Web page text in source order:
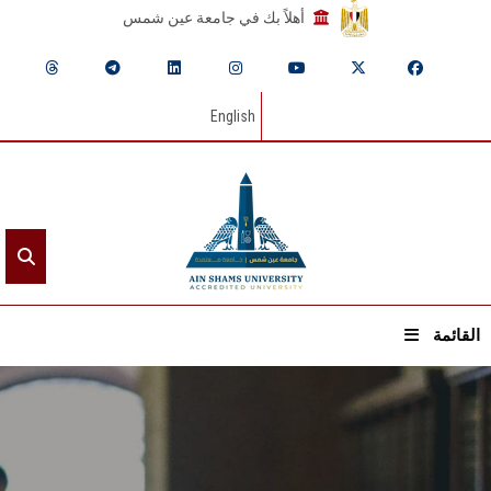
أهلاً بك في جامعة عين شمس
English
القائمة
الرئيسيـة